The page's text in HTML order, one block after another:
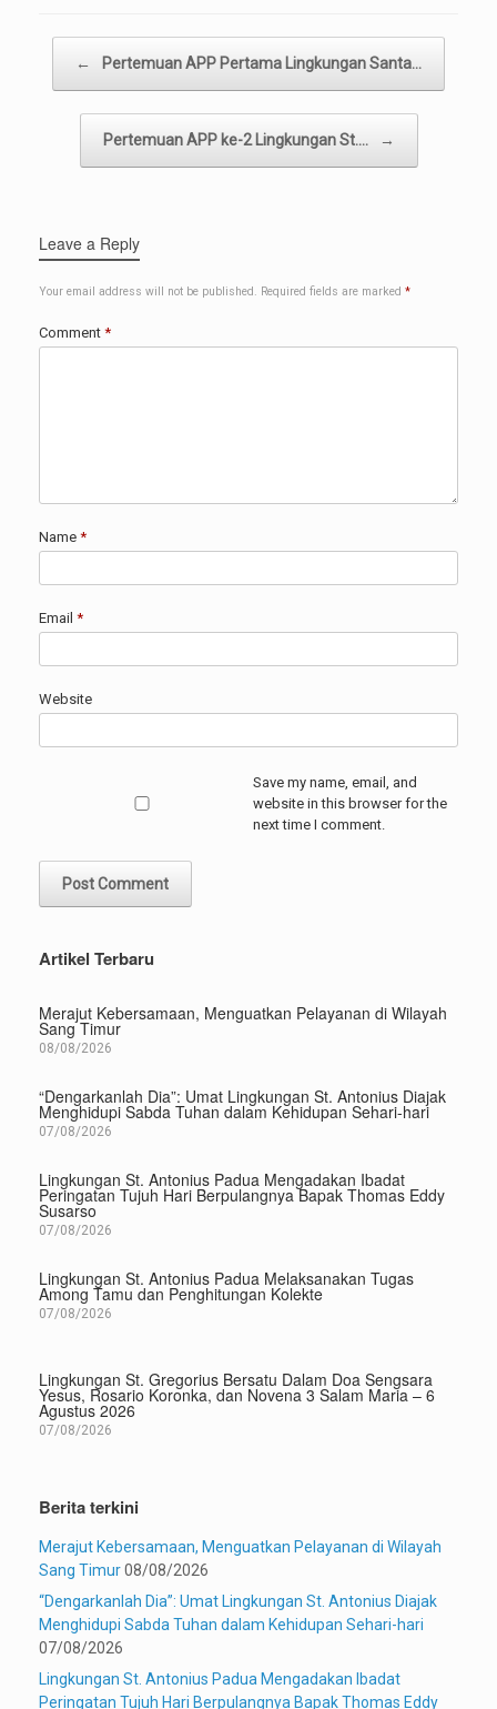
← Pertemuan APP Pertama Lingkungan Santa…
Pertemuan APP ke-2 Lingkungan St.… →
Leave a Reply
Your email address will not be published. Required fields are marked *
Comment *
Name *
Email *
Website
Save my name, email, and
website in this browser for the
next time I comment.
Artikel Terbaru
Merajut Kebersamaan, Menguatkan Pelayanan di Wilayah
Sang Timur
08/08/2026
“Dengarkanlah Dia”: Umat Lingkungan St. Antonius Diajak
Menghidupi Sabda Tuhan dalam Kehidupan Sehari-hari
07/08/2026
Lingkungan St. Antonius Padua Mengadakan Ibadat
Peringatan Tujuh Hari Berpulangnya Bapak Thomas Eddy
Susarso
07/08/2026
Lingkungan St. Antonius Padua Melaksanakan Tugas
Among Tamu dan Penghitungan Kolekte
07/08/2026
Lingkungan St. Gregorius Bersatu Dalam Doa Sengsara
Yesus, Rosario Koronka, dan Novena 3 Salam Maria – 6
Agustus 2026
07/08/2026
Berita terkini
Merajut Kebersamaan, Menguatkan Pelayanan di Wilayah
Sang Timur08/08/2026
“Dengarkanlah Dia”: Umat Lingkungan St. Antonius Diajak
Menghidupi Sabda Tuhan dalam Kehidupan Sehari-hari
07/08/2026
Lingkungan St. Antonius Padua Mengadakan Ibadat
Peringatan Tujuh Hari Berpulangnya Bapak Thomas Eddy